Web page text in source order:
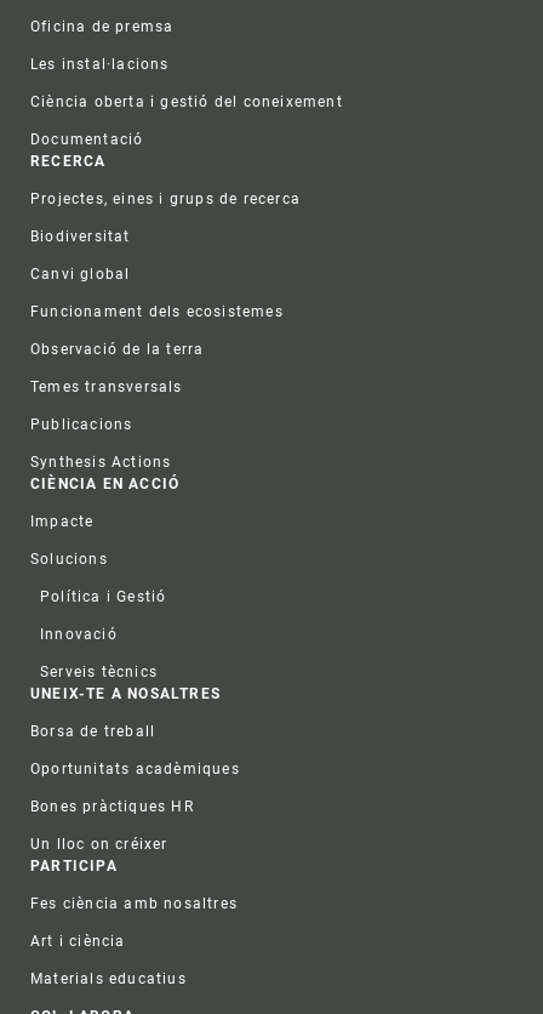
Oficina de premsa
Les instal·lacions
Ciència oberta i gestió del coneixement
Documentació
RECERCA
Projectes, eines i grups de recerca
Biodiversitat
Canvi global
Funcionament dels ecosistemes
Observació de la terra
Temes transversals
Publicacions
Synthesis Actions
CIÈNCIA EN ACCIÓ
Impacte
Solucions
Política i Gestió
Innovació
Serveis tècnics
UNEIX-TE A NOSALTRES
Borsa de treball
Oportunitats acadèmiques
Bones pràctiques HR
Un lloc on créixer
PARTICIPA
Fes ciència amb nosaltres
Art i ciència
Materials educatius